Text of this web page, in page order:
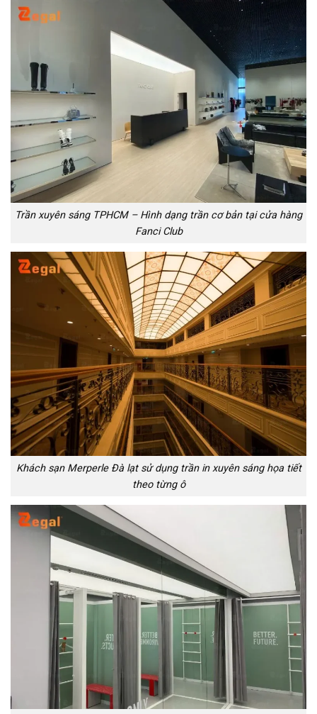
Trần xuyên sáng TPHCM – Hình dạng trần cơ bản tại cửa hàng
Fanci Club
Khách sạn Merperle Đà lạt sử dụng trần in xuyên sáng họa tiết
theo từng ô